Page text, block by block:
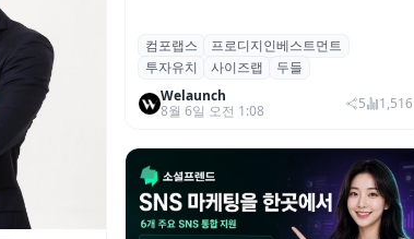
컴포랩스, 프로디지인베스트먼트로부터
시드 투자 유치
컴포랩스
프로디지인베스트먼트
투자유치
사이즈랩
두들
Welaunch
8월 6일 오전 1:08
5 1,516